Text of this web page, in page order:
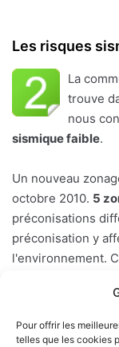
Pour offrir les
telles que les cookies
Les risques
La
trouve
nous
sismique faible.
Un nouveau
octobre 2010. 5
préconisations
préconisation y
l'environnement.
probabilité d'un
période donnée